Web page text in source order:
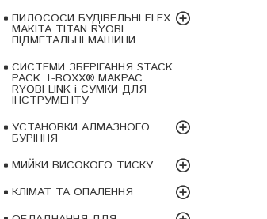
ПИЛОСОСИ БУДІВЕЛЬНІ FLEX
MAKITA TITAN RYOBI
ПІДМЕТАЛЬНІ МАШИНИ
СИСТЕМИ ЗБЕРІГАННЯ STACK
PACK. L-BOXX®.MAKPAC
RYOBI LINK і СУМКИ ДЛЯ
ІНСТРУМЕНТУ
УСТАНОВКИ АЛМАЗНОГО
БУРІННЯ
МИЙКИ ВИСОКОГО ТИСКУ
КЛІМАТ ТА ОПАЛЕННЯ